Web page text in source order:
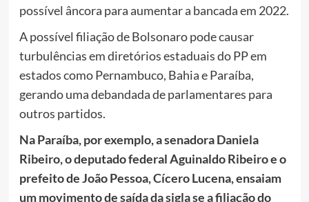
possível âncora para aumentar a bancada em 2022.
A possível filiação de Bolsonaro pode causar
turbulências em diretórios estaduais do PP em
estados como Pernambuco, Bahia e Paraíba,
gerando uma debandada de parlamentares para
outros partidos.
Na Paraíba, por exemplo, a senadora Daniela
Ribeiro, o deputado federal Aguinaldo Ribeiro e o
prefeito de João Pessoa, Cícero Lucena, ensaiam
um movimento de saída da sigla se a filiação do